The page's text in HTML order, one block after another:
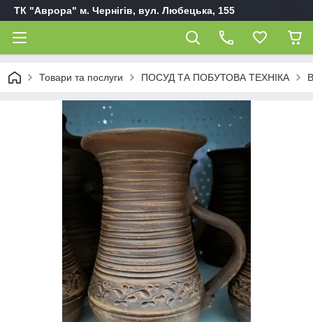
ТК "Аврора" м. Чернігів, вул. Любецька, 155
Товари та послуги ПОСУД ТА ПОБУТОВА ТЕХНІКА